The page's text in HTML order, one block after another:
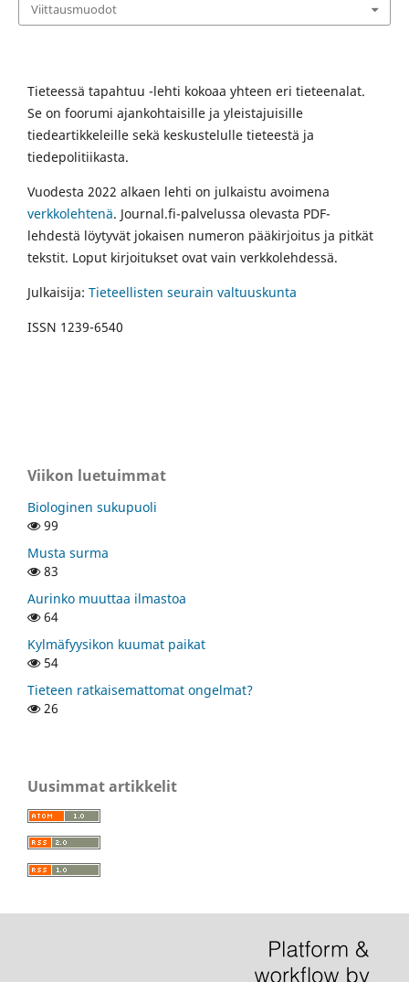
Viittausmuodot
Tieteessä tapahtuu -lehti kokoaa yhteen eri tieteenalat.
Se on foorumi ajankohtaisille ja yleistajuisille
tiedeartikkeleille sekä keskustelulle tieteestä ja
tiedepolitiikasta.
Vuodesta 2022 alkaen lehti on julkaistu avoimena
verkkolehtenä. Journal.fi-palvelussa olevasta PDF-
lehdestä löytyvät jokaisen numeron pääkirjoitus ja pitkät
tekstit. Loput kirjoitukset ovat vain verkkolehdessä.
Julkaisija: Tieteellisten seurain valtuuskunta
ISSN 1239-6540
Viikon luetuimmat
Biologinen sukupuoli
99
Musta surma
83
Aurinko muuttaa ilmastoa
64
Kylmäfyysikon kuumat paikat
54
Tieteen ratkaisemattomat ongelmat?
26
Uusimmat artikkelit